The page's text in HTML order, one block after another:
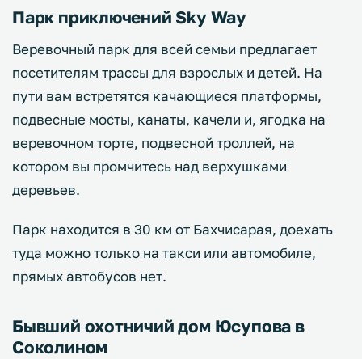
Парк приключений Sky Way
Веревочный парк для всей семьи предлагает
посетителям трассы для взрослых и детей. На
пути вам встретятся качающиеся платформы,
подвесные мосты, канаты, качели и, ягодка на
веревочном торте, подвесной троллей, на
котором вы промчитесь над верхушками
деревьев.
Парк находится в 30 км от Бахчисарая, доехать
туда можно только на такси или автомобиле,
прямых автобусов нет.
Бывший охотничий дом Юсупова в
Соколином